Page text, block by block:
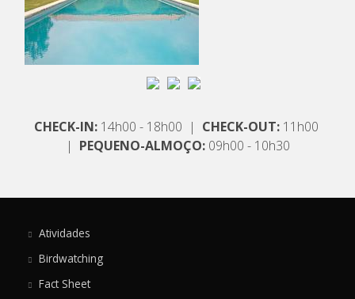
CHECK-IN:14h00 - 18h00 | CHECK-OUT: 11h00
| PEQUENO-ALMOÇO:09h00 - 10h30
Atividades
Birdwatching
Fact Sheet